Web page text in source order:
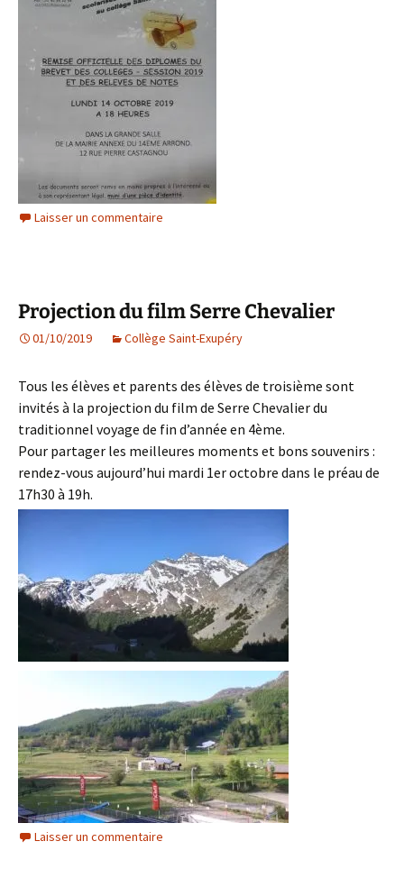
Laisser un commentaire
Projection du film Serre Chevalier
01/10/2019 Collège Saint-Exupéry
Tous les élèves et parents des élèves de troisième sont
invités à la projection du film de Serre Chevalier du
traditionnel voyage de fin d’année en 4ème.
Pour partager les meilleures moments et bons souvenirs :
rendez-vous aujourd’hui mardi 1er octobre dans le préau de
17h30 à 19h.
Laisser un commentaire